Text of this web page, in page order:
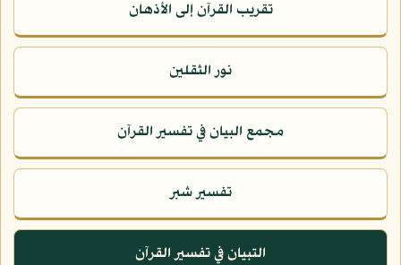
تقريب القرآن إلى الأذهان
نور الثقلين
مجمع البيان في تفسير القرآن
تفسير شبر
التبيان في تفسير القرآن